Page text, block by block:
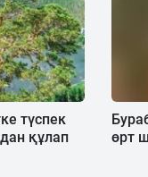
түспек
құлап
өрт